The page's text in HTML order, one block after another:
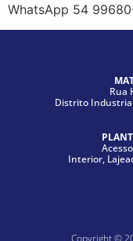
WhatsApp 54
Rua
Distrito
Interior,